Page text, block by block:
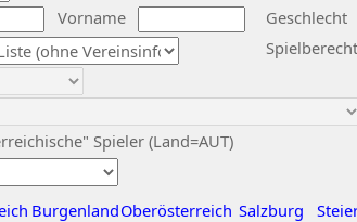
Vorname
Geschlecht
Spieler (Land=AUT)
BurgenlandOberösterreich Salzburg